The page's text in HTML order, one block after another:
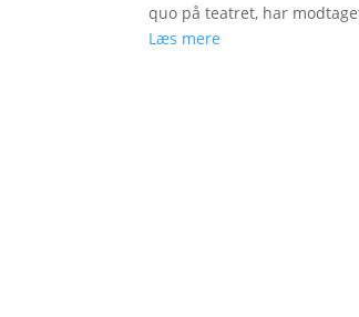
quo på teatret, har
Læs mere